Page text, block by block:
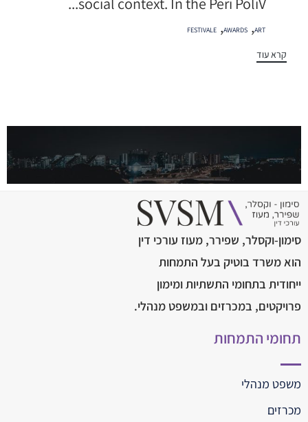
תגיות
ART
,
AWARDS
,
FESTIVALE
קרא עוד
סימון-וקסלר, שפירר, מעוז עורכי דין
הוא משרד בוטיק בעל התמחות
ייחודית בתחומי התשתיות ומימון
פרויקטים, במכרזים ובמשפט מנהלי.
תחומי התמחות
משפט מנהלי
מכרזים